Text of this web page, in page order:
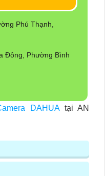
Phú Thạnh,
Đông, Phường Bình
DAHUAtại AN